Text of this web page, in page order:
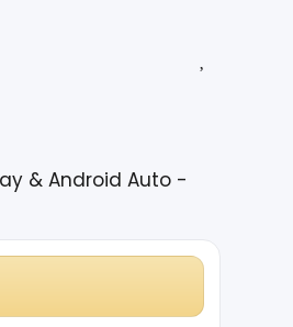
& Android Auto -